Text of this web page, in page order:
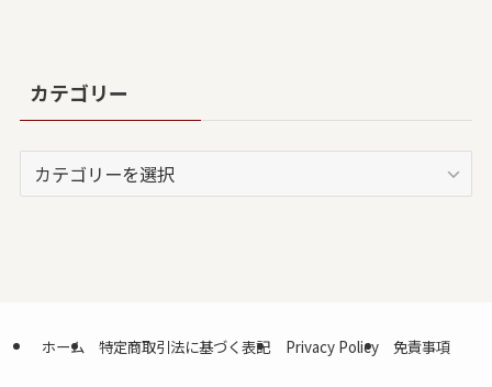
カテゴリー
テ
ホーム 特定商取引法に基づく表記 Privacy Policy 免責事項